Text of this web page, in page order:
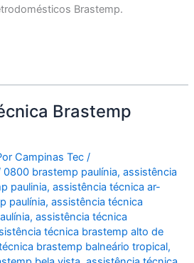
Brastemp.
Brastemp
Campinas Tec/
0800 brastemp paulínia,assistência
paulinia,assistência técnica ar-
paulínia,assistência técnica
,assistência técnica
técnica brastemp alto de
brastemp balneário tropical,